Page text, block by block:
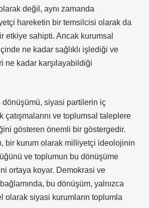
değil, aynı zamanda
hareketin bir temsilcisi olarak da
etkiye sahipti. Ancak kurumsal
ne kadar sağlıklı işlediği ve
ne kadar karşılayabildiği
dönüşümü, siyasi partilerin iç
ve toplumsal taleplere
gösteren önemli bir göstergedir.
bir kurum olarak milliyetçi ideolojinin
ve toplumun bu dönüşüme
ortaya koyar. Demokrasi ve
bu dönüşüm, yalnızca
olarak siyasi kurumların toplumla